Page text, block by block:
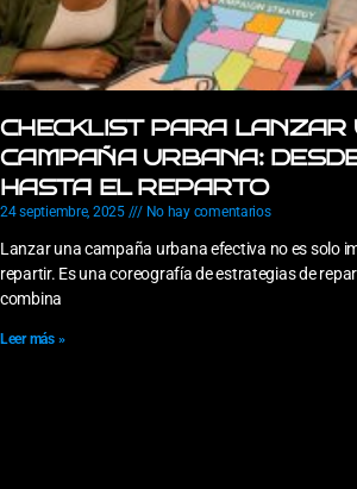
CHECKLIST PARA LANZAR
CAMPAÑA URBANA:
HASTA EL REPARTO
24 septiembre, 2025 No hay comentarios
Lanzar una campaña urbana efectiva no es solo
repartir. Es una coreografía de estrategias de
combina
Leer más »